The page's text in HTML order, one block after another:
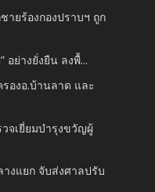
ายร้องกองปราบฯ ถูก
อย่างยั่งยืน ลงพื้...
องอ.บ้านลาด และ
จเยี่ยมบำรุงขวัญผู้
งแยก จับส่งศาลปรับ